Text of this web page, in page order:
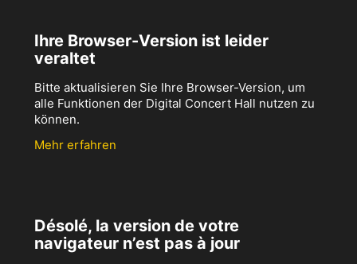
Ihre Browser-Version ist leider
veraltet
Bitte aktualisieren Sie Ihre Browser-Version, um
alle Funktionen der Digital Concert Hall nutzen zu
können.
Mehr erfahren
Désolé, la version de votre
navigateur n’est pas à jour